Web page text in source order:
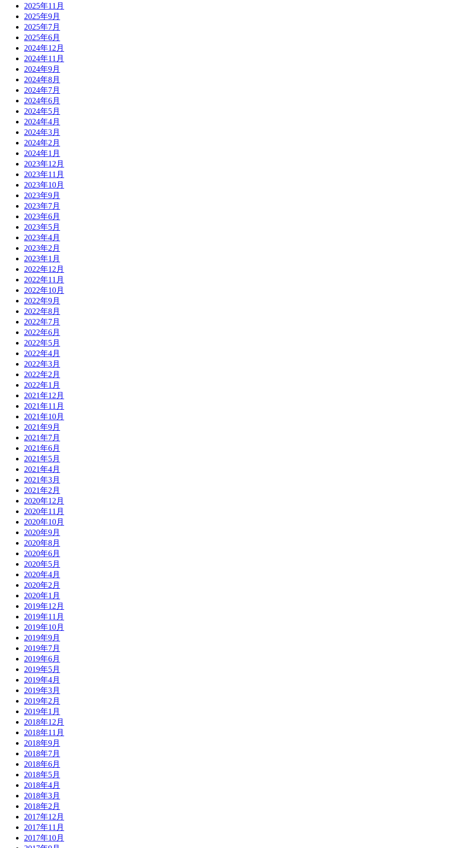
2025年11月
2025年9月
2025年7月
2025年6月
2024年12月
2024年11月
2024年9月
2024年8月
2024年7月
2024年6月
2024年5月
2024年4月
2024年3月
2024年2月
2024年1月
2023年12月
2023年11月
2023年10月
2023年9月
2023年7月
2023年6月
2023年5月
2023年4月
2023年2月
2023年1月
2022年12月
2022年11月
2022年10月
2022年9月
2022年8月
2022年7月
2022年6月
2022年5月
2022年4月
2022年3月
2022年2月
2022年1月
2021年12月
2021年11月
2021年10月
2021年9月
2021年7月
2021年6月
2021年5月
2021年4月
2021年3月
2021年2月
2020年12月
2020年11月
2020年10月
2020年9月
2020年8月
2020年6月
2020年5月
2020年4月
2020年2月
2020年1月
2019年12月
2019年11月
2019年10月
2019年9月
2019年7月
2019年6月
2019年5月
2019年4月
2019年3月
2019年2月
2019年1月
2018年12月
2018年11月
2018年9月
2018年7月
2018年6月
2018年5月
2018年4月
2018年3月
2018年2月
2017年12月
2017年11月
2017年10月